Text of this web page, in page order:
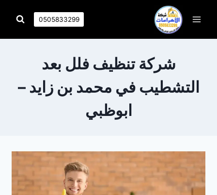
0505833299
شركة تنظيف فلل بعد
التشطيب في محمد بن زايد –
ابوظبي